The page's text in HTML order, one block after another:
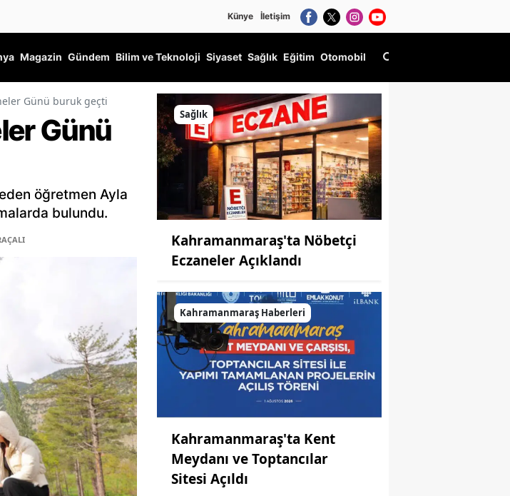
Künye İletişim
Magazin Gündem Bilim ve Teknoloji Siyaset Sağlık Eğitim Otomobil
Günü buruk geçti
Günü
öğretmen Ayla
bulundu.
Sağlık
Kahramanmaraş'ta Nöbetçi
Eczaneler Açıklandı
Kahramanmaraş Haberleri
Kahramanmaraş'ta Kent
Meydanı ve Toptancılar
Sitesi Açıldı